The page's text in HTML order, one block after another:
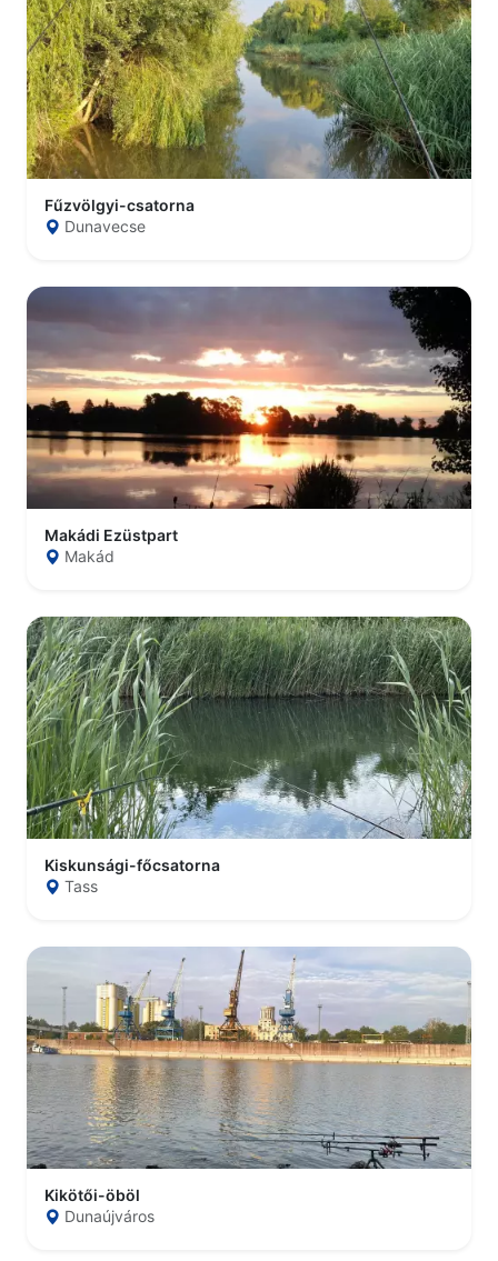
Fűzvölgyi-csatorna
Dunavecse
Makádi Ezüstpart
Makád
Kiskunsági-főcsatorna
Tass
Kikötői-öböl
Dunaújváros